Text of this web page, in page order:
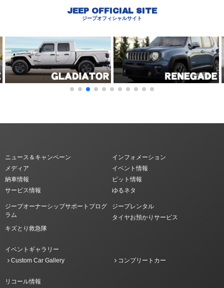
JEEP OFFICIAL SITE
ジープオフィシャルサイト
ニュース＆キャンペーン
インフォメーション
メディア
イベント情報
納車情報
ピット情報
サービス情報
ゆるネタ
ジープオーナーシップサポートプログ
ラム
ジープレンタル
タイヤお預かりサービス
キズとり救急隊
イベントギャラリー
Custom Car Gallery
コンプリートカー
リコール情報